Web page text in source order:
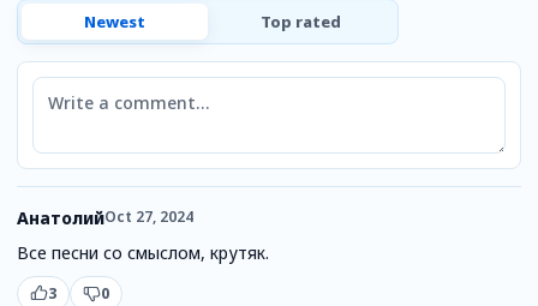
Newest Top rated
Comment
АнатолийOct 27, 2024
Все песни со смыслом, крутяк.
3 0